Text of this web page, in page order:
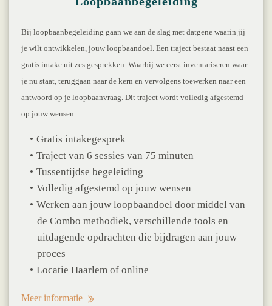
Bij loopbaanbegeleiding gaan we aan de slag met datgene waarin jij
je wilt ontwikkelen, jouw loopbaandoel. Een traject bestaat naast een
gratis intake uit zes gesprekken. Waarbij we eerst inventariseren waar
je nu staat, teruggaan naar de kern en vervolgens toewerken naar een
antwoord op je loopbaanvraag. Dit traject wordt volledig afgestemd
op jouw wensen.
Gratis intakegesprek
Traject van 6 sessies van 75 minuten
Tussentijdse begeleiding
Volledig afgestemd op jouw wensen
Werken aan jouw loopbaandoel door middel van
de Combo methodiek, verschillende tools en
uitdagende opdrachten die bijdragen aan jouw
proces
Locatie Haarlem of online
Meer informatie